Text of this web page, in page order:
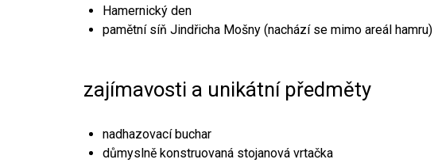
Hamernický den
pamětní síň Jindřicha Mošny (nachází se mimo areál hamru)
zajímavosti a unikátní předměty
nadhazovací buchar
důmyslně konstruovaná stojanová vrtačka